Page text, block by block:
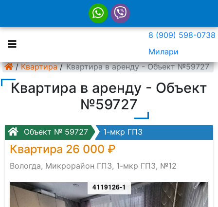
8 (909) 598-0738
Милари
/ Квартира / Квартира в аренду - Объект №59727
Квартира в аренду - Объект
№59727
Объект № 59727 1-мкр ГПЗ
Квартира 26 000 ₽
Вологда, Микрорайон ГПЗ, 1-мкр ГПЗ, №12
4119126-1